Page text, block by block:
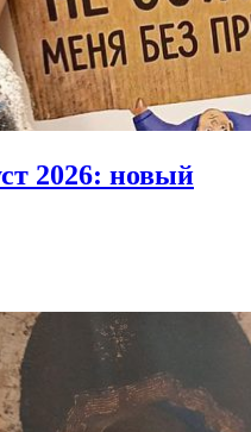
2026: новый